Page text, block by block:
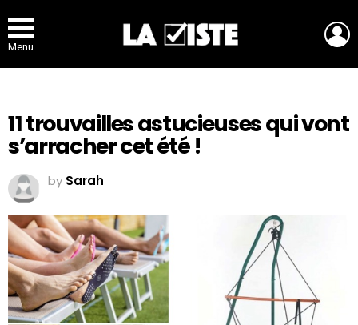
Menu
11 trouvailles astucieuses qui vont
s’arracher cet été !
by Sarah